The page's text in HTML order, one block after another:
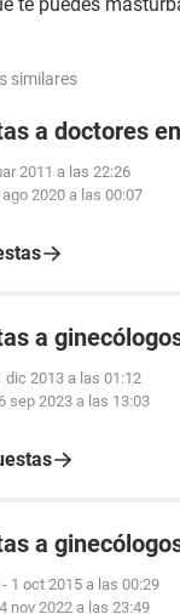
similares
a doctores
2011 a las 22:26
2020 a las 00:07
a
dic 2013 a las 01:12
sep 2023 a las 13:03
a
- 1 oct 2015 a las 00:29
4 nov 2022 a las 23:49